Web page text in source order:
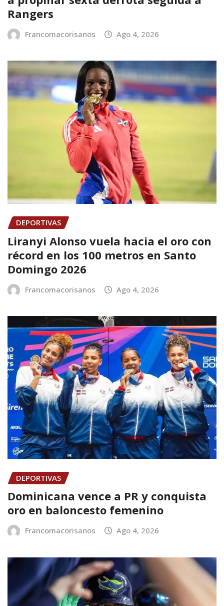
Rangers
Francomacorisanos Ago 4, 2026
DEPORTIVAS
Liranyi Alonso vuela hacia el oro con
récord en los 100 metros en Santo
Domingo 2026
Francomacorisanos Ago 4, 2026
DEPORTIVAS
Dominicana vence a PR y conquista
oro en baloncesto femenino
Francomacorisanos Ago 4, 2026